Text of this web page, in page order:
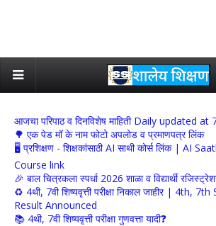
आजचा परिपाठ व दिनविशेष माहिती Daily updated at
🌳 एक पेड मॉ के नाम फोटो अपलोड व प्रमाणपत्र लिंक
🖥 प्रशिक्षण - शिक्षकांसाठी AI साथी कोर्स लिंक | AI
Course link
🎉 बाल चित्रकला स्पर्धा 2026 शाळा व विद्यार्थी
♻️ 4थी, 7वी शिष्यवृत्ती परीक्षा निकाल जाहीर | 4th,
Result Announced
📚 4थी, 7वी शिष्यवृत्ती परीक्षा गुणवत्ता यादी❓